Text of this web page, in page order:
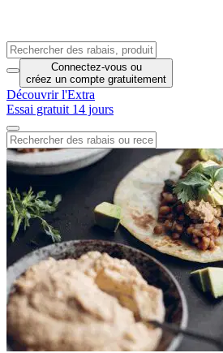
Connectez-vous ou
créez un compte gratuitement
Découvrir l'Extra
Essai gratuit 14 jours